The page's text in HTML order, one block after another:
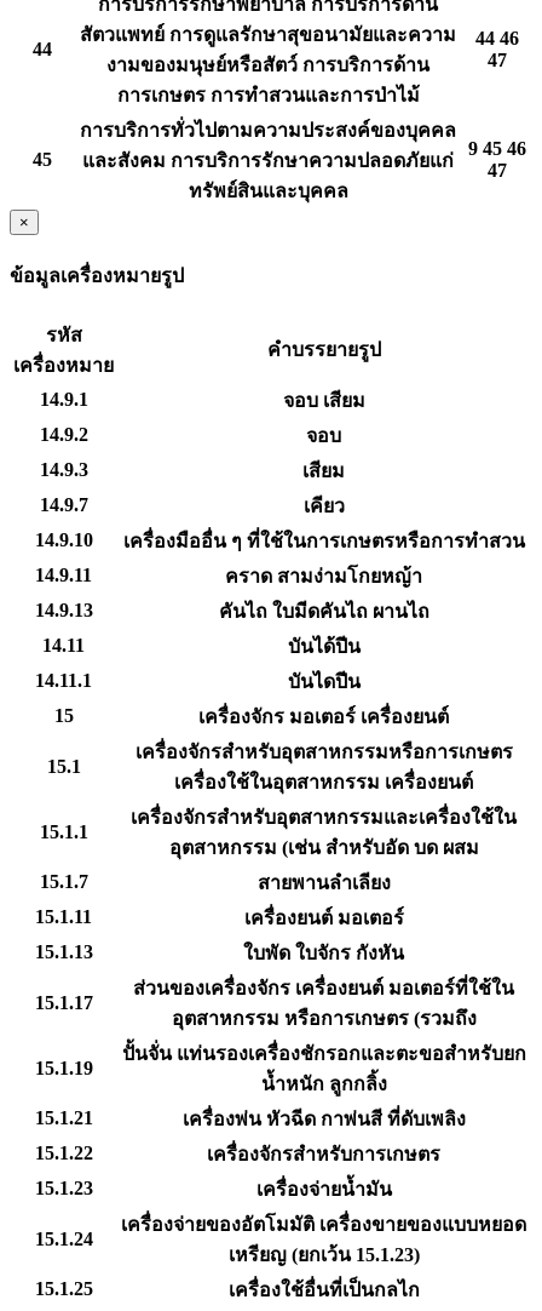
44
สัตวแพทย์ การดูแลรักษาสุขอนามัยและความ
งามของมนุษย์หรือสัตว์ การบริการด้าน
การเกษตร การทำสวนและการป่าไม้
44 46
47
45
การบริการทั่วไปตามความประสงค์ของบุคคล
และสังคม การบริการรักษาความปลอดภัยแก่
ทรัพย์สินและบุคคล
9 45 46
47
×
ข้อมูลเครื่องหมายรูป
รหัส
เครื่องหมาย
คำบรรยายรูป
14.9.1
จอบ เสียม
14.9.2
จอบ
14.9.3
เสียม
14.9.7
เคียว
14.9.10
เครื่องมืออื่น ๆ ที่ใช้ในการเกษตรหรือการทำสวน
14.9.11
คราด สามง่ามโกยหญ้า
14.9.13
คันไถ ใบมีดคันไถ ผานไถ
14.11
บันได้ปีน
14.11.1
บันไดปีน
15
เครื่องจักร มอเตอร์ เครื่องยนต์
15.1
เครื่องจักรสำหรับอุตสาหกรรมหรือการเกษตร
เครื่องใช้ในอุตสาหกรรม เครื่องยนต์
15.1.1
เครื่องจักรสำหรับอุตสาหกรรมและเครื่องใช้ใน
อุตสาหกรรม (เช่น สำหรับอัด บด ผสม
15.1.7
สายพานลำเลียง
15.1.11
เครื่องยนต์ มอเตอร์
15.1.13
ใบพัด ใบจักร กังหัน
15.1.17
ส่วนของเครื่องจักร เครื่องยนต์ มอเตอร์ที่ใช้ใน
อุตสาหกรรม หรือการเกษตร (รวมถึง
15.1.19
ปั้นจั่น แท่นรองเครื่องชักรอกและตะขอสำหรับยก
น้ำหนัก ลูกกลิ้ง
15.1.21
เครื่องพ่น หัวฉีด กาพ่นสี ที่ดับเพลิง
15.1.22
เครื่องจักรสำหรับการเกษตร
15.1.23
เครื่องจ่ายน้ำมัน
15.1.24
เครื่องจ่ายของอัตโมมัติ เครื่องขายของแบบหยอด
เหรียญ (ยกเว้น 15.1.23)
15.1.25
เครื่องใช้อื่นที่เป็นกลไก